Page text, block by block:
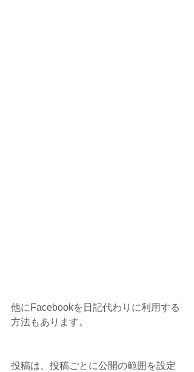
他にFacebookを日記代わりに利用する
方法もあります。
投稿は、投稿ごとに公開の範囲を設定